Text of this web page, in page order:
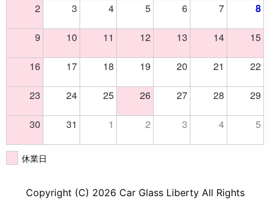
2 3 4 5 6 7 8
9 10 11 12 13 14 15
16 17 18 19 20 21 22
23 24 25 26 27 28 29
30 31 1 2 3 4 5
休業日
Copyright (C) 2026 Car Glass Liberty All Rights